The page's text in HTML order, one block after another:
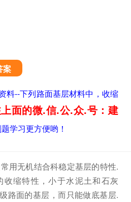
案
料--下列路面基层材料中，收缩
面的微.信.公.众.号：建
学习更方便哟！
用无机结合科稳定基层的特性.
缩特性，小于水泥土和石灰
路面的基层，而只能做底基层.